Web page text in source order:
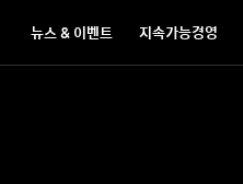
뉴스 & 이벤트 지속가능경영